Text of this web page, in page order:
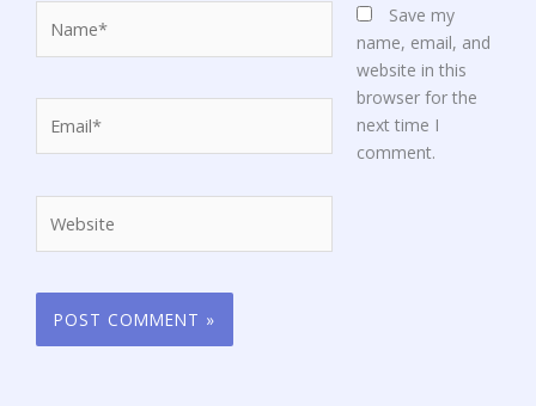
Save my
name, email, and
website in this
browser for the
next time I
comment.